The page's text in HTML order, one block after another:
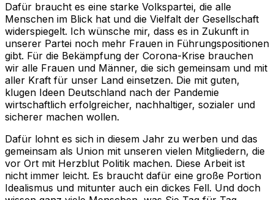
Dafür braucht es eine starke Volkspartei, die alle
Menschen im Blick hat und die Vielfalt der Gesellschaft
widerspiegelt. Ich wünsche mir, dass es in Zukunft in
unserer Partei noch mehr Frauen in Führungspositionen
gibt. Für die Bekämpfung der Corona-Krise brauchen
wir alle Frauen und Männer, die sich gemeinsam und mit
aller Kraft für unser Land einsetzen. Die mit guten,
klugen Ideen Deutschland nach der Pandemie
wirtschaftlich erfolgreicher, nachhaltiger, sozialer und
sicherer machen wollen.
Dafür lohnt es sich in diesem Jahr zu werben und das
gemeinsam als Union mit unseren vielen Mitgliedern, die
vor Ort mit Herzblut Politik machen. Diese Arbeit ist
nicht immer leicht. Es braucht dafür eine große Portion
Idealismus und mitunter auch ein dickes Fell. Und doch